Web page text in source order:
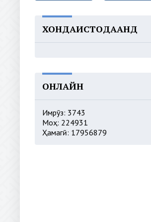
ХОНДАИСТОДААНД
ОНЛАЙН
Имрӯз: 3743
Моҳ: 224931
Ҳамагӣ: 17956879